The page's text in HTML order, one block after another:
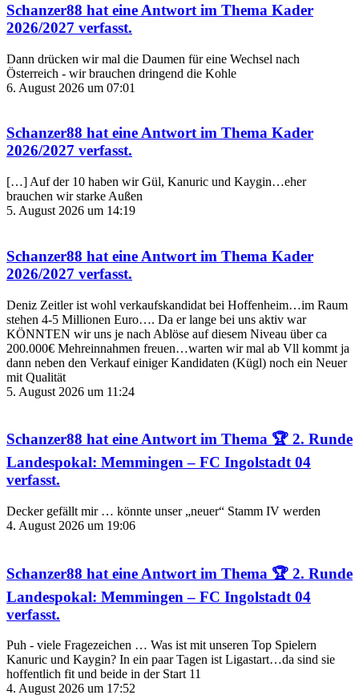
Schanzer88 hat eine Antwort im Thema Kader
2026/2027 verfasst.
Dann drücken wir mal die Daumen für eine Wechsel nach
Österreich - wir brauchen dringend die Kohle
6. August 2026 um 07:01
Schanzer88 hat eine Antwort im Thema Kader
2026/2027 verfasst.
[…] Auf der 10 haben wir Gül, Kanuric und Kaygin…eher
brauchen wir starke Außen
5. August 2026 um 14:19
Schanzer88 hat eine Antwort im Thema Kader
2026/2027 verfasst.
Deniz Zeitler ist wohl verkaufskandidat bei Hoffenheim…im Raum
stehen 4-5 Millionen Euro…. Da er lange bei uns aktiv war
KÖNNTEN wir uns je nach Ablöse auf diesem Niveau über ca
200.000€ Mehreinnahmen freuen…warten wir mal ab Vll kommt ja
dann neben den Verkauf einiger Kandidaten (Kügl) noch ein Neuer
mit Qualität
5. August 2026 um 11:24
Schanzer88 hat eine Antwort im Thema 🏆 2. Runde
Landespokal: Memmingen – FC Ingolstadt 04
verfasst.
Decker gefällt mir … könnte unser „neuer“ Stamm IV werden
4. August 2026 um 19:06
Schanzer88 hat eine Antwort im Thema 🏆 2. Runde
Landespokal: Memmingen – FC Ingolstadt 04
verfasst.
Puh - viele Fragezeichen … Was ist mit unseren Top Spielern
Kanuric und Kaygin? In ein paar Tagen ist Ligastart…da sind sie
hoffentlich fit und beide in der Start 11
4. August 2026 um 17:52